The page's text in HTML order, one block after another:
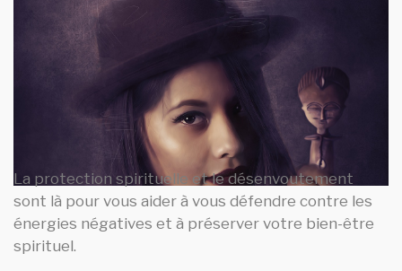
La protection spirituelle et le désenvoutement
sont là pour vous aider à vous défendre contre les
énergies négatives et à préserver votre bien-être
spirituel.